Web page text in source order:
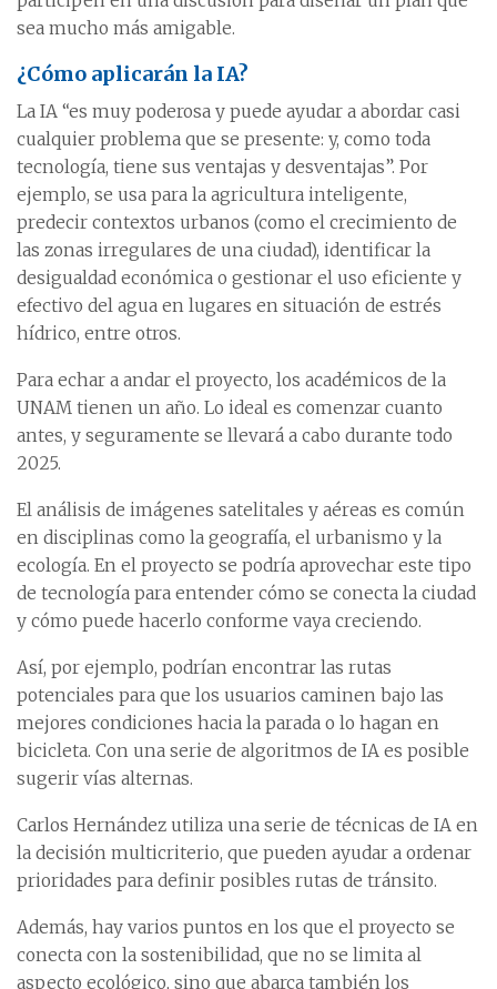
sea mucho más amigable.
¿Cómo aplicarán la IA?
La IA “es muy poderosa y puede ayudar a abordar casi
cualquier problema que se presente: y, como toda
tecnología, tiene sus ventajas y desventajas”. Por
ejemplo, se usa para la agricultura inteligente,
predecir contextos urbanos (como el crecimiento de
las zonas irregulares de una ciudad), identificar la
desigualdad económica o gestionar el uso eficiente y
efectivo del agua en lugares en situación de estrés
hídrico, entre otros.
Para echar a andar el proyecto, los académicos de la
UNAM tienen un año. Lo ideal es comenzar cuanto
antes, y seguramente se llevará a cabo durante todo
2025.
El análisis de imágenes satelitales y aéreas es común
en disciplinas como la geografía, el urbanismo y la
ecología. En el proyecto se podría aprovechar este tipo
de tecnología para entender cómo se conecta la ciudad
y cómo puede hacerlo conforme vaya creciendo.
Así, por ejemplo, podrían encontrar las rutas
potenciales para que los usuarios caminen bajo las
mejores condiciones hacia la parada o lo hagan en
bicicleta. Con una serie de algoritmos de IA es posible
sugerir vías alternas.
Carlos Hernández utiliza una serie de técnicas de IA en
la decisión multicriterio, que pueden ayudar a ordenar
prioridades para definir posibles rutas de tránsito.
Además, hay varios puntos en los que el proyecto se
conecta con la sostenibilidad, que no se limita al
aspecto ecológico, sino que abarca también los